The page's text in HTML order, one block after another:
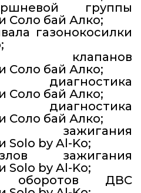
группы
Соло бай Алко;
газонокосилки
клапанов
Соло бай Алко;
диагностика
Соло бай Алко;
диагностика
Соло бай Алко;
зажигания
Solo by Al-Ko;
зажигания
Solo by Al-Ko;
оборотов ДВС